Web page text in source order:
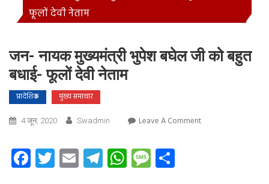
फूलों देवी नेताम
ज‌न- नायक मुख्यमंत्री भुपेश बघेल जी को बहुत
बधाई- फूलों देवी नेताम
प्रादेशिक मुख्य समाचार
4 जून, 2020 Swadmin Leave A CommentOn
Facebook
Twitter
EmailTelegram
WhatsApp
Message